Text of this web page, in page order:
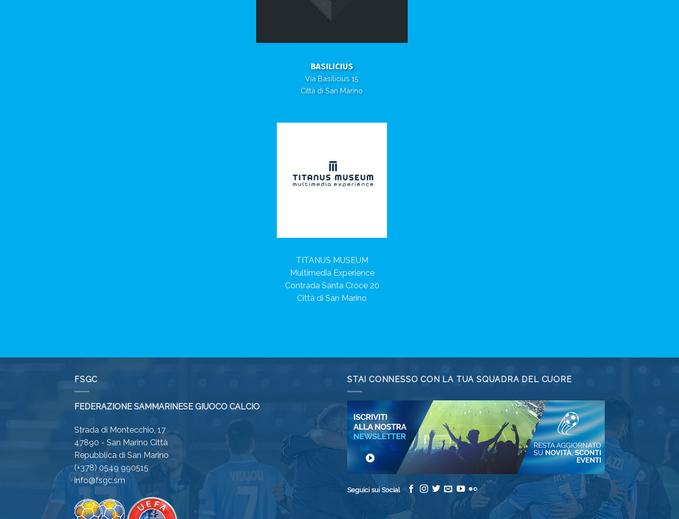
BASILICIUS
Via Basilicius 15
Città di San Marino
TITANUS MUSEUM
Multimedia Experience
Contrada Santa Croce 20
Città di San Marino
FSGC
FEDERAZIONE SAMMARINESE GIUOCO CALCIO
Strada di Montecchio, 17
47890 - San Marino Città
Repubblica di San Marino
(+378) 0549 990515
info@fsgc.sm
STAI CONNESSO CON LA TUA SQUADRA DEL CUORE
Seguici sui Social